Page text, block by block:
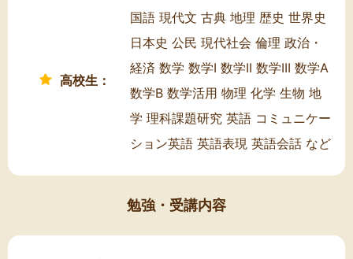
高校生：
国語 現代文 古典 地理 歴史 世界史
日本史 公民 現代社会 倫理 政治・
経済 数学 数学I 数学II 数学III 数学A
数学B 数学活用 物理 化学 生物 地
学 理科課題研究 英語 コミュニケー
ション英語 英語表現 英語会話 など
勉強・受講内容